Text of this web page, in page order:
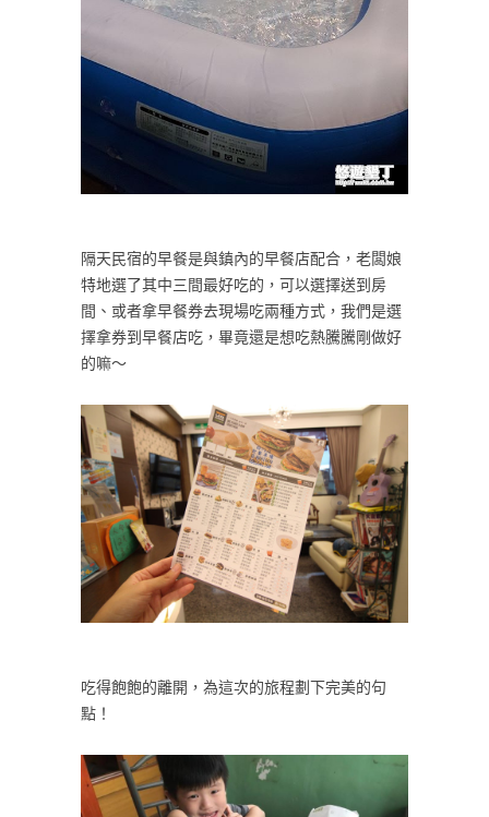
隔天民宿的早餐是與鎮內的早餐店配合，老闆娘
特地選了其中三間最好吃的，可以選擇送到房
間、或者拿早餐券去現場吃兩種方式，我們是選
擇拿券到早餐店吃，畢竟還是想吃熱騰騰剛做好
的嘛～
吃得飽飽的離開，為這次的旅程劃下完美的句
點！